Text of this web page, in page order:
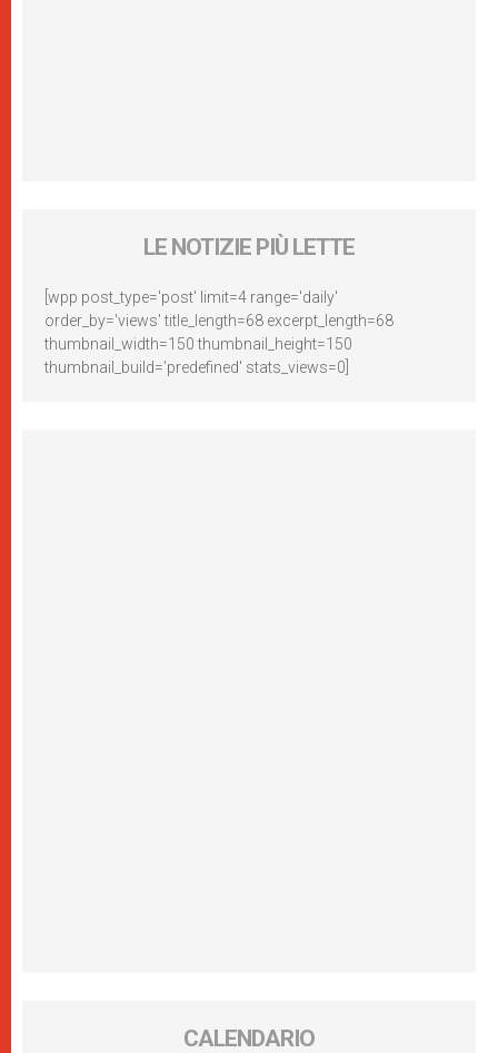
LE NOTIZIE PIÙ LETTE
[wpp post_type='post' limit=4 range='daily'
order_by='views' title_length=68 excerpt_length=68
thumbnail_width=150 thumbnail_height=150
thumbnail_build='predefined' stats_views=0]
CALENDARIO